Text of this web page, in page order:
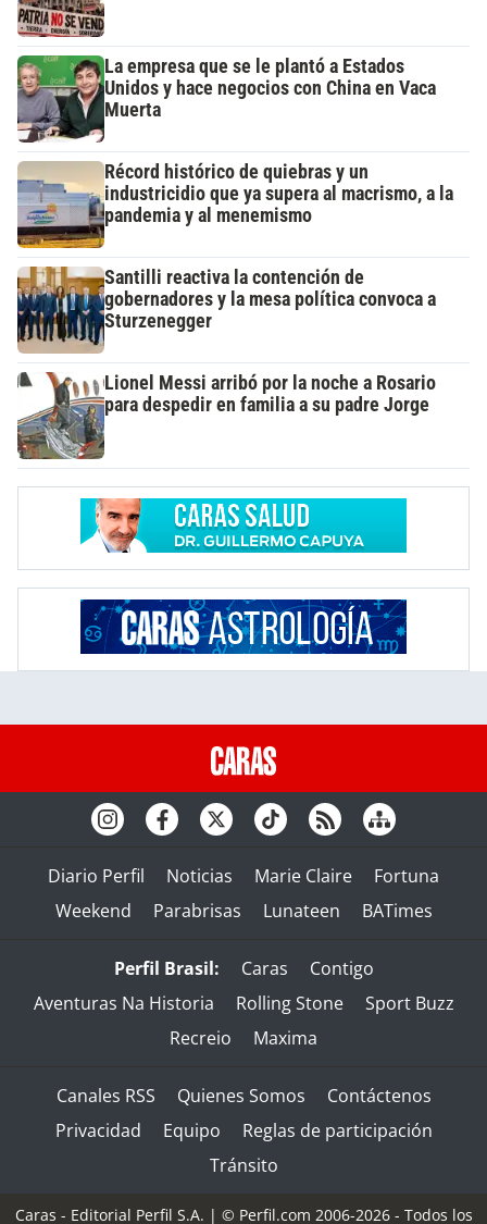
La empresa que se le plantó a Estados
Unidos y hace negocios con China en Vaca
Muerta
Récord histórico de quiebras y un
industricidio que ya supera al macrismo, a la
pandemia y al menemismo
Santilli reactiva la contención de
gobernadores y la mesa política convoca a
Sturzenegger
Lionel Messi arribó por la noche a Rosario
para despedir en familia a su padre Jorge
Diario Perfil Noticias Marie Claire
Fortuna
Weekend
Parabrisas Lunateen BATimes
Perfil Brasil: Caras
Contigo
Aventuras Na Historia
Rolling Stone
Sport Buzz
Recreio
Maxima
Canales RSS Quienes Somos
Contáctenos
Privacidad
Equipo
Reglas de participación
Tránsito
Caras - Editorial Perfil S.A. | © Perfil.com 2006-2026 - Todos los